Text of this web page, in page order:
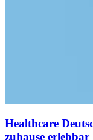
Healthcare
zuhause erlebbar